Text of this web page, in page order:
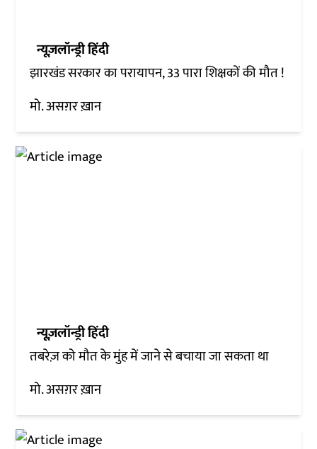
न्यूज़लॉन्ड्री हिंदी
झारखंड सरकार का परायापन, 33 पारा शिक्षकों की मौत !
मो. असग़र ख़ान
न्यूज़लॉन्ड्री हिंदी
तबरेज़ को मौत के मुंह में जाने से बचाया जा सकता था
मो. असग़र ख़ान